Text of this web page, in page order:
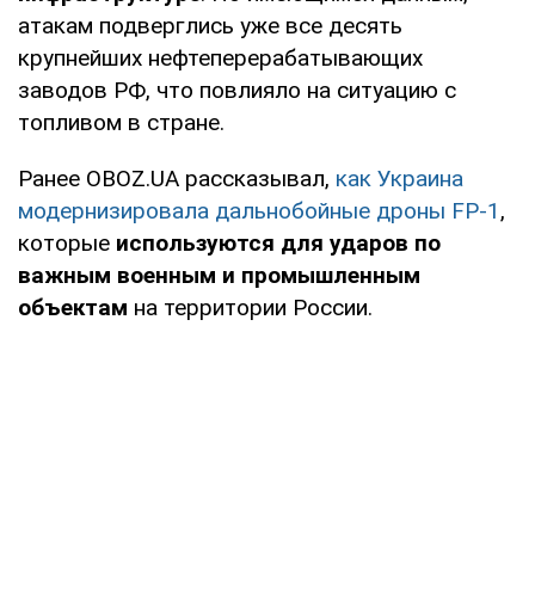
атакам подверглись уже все десять
крупнейших нефтеперерабатывающих
заводов РФ, что повлияло на ситуацию с
топливом в стране.
Ранее OBOZ.UA рассказывал, как Украина
модернизировала дальнобойные дроны FP-1 ,
которые используются для ударов по
важным военным и промышленным
объектам на территории России.